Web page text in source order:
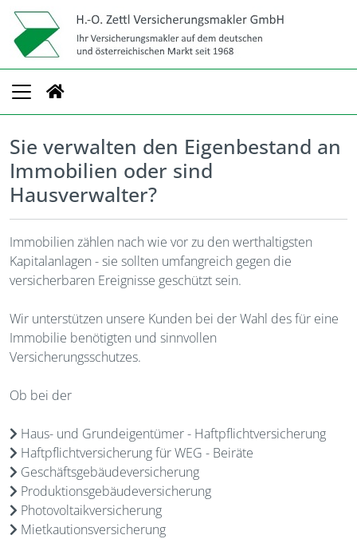
Sie verwalten den Eigenbestand an
Immobilien oder sind
Hausverwalter?
Immobilien zählen nach wie vor zu den werthaltigsten
Kapitalanlagen - sie sollten umfangreich gegen die
versicherbaren Ereignisse geschützt sein.
Wir unterstützen unsere Kunden bei der Wahl des für eine
Immobilie benötigten und sinnvollen
Versicherungsschutzes.
Ob bei der
Haus- und Grundeigentümer - Haftpflichtversicherung
Haftpflichtversicherung für WEG - Beiräte
Geschäftsgebäudeversicherung
Produktionsgebäudeversicherung
Photovoltaikversicherung
Mietkautionsversicherung